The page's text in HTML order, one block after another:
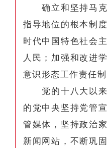
确立和坚持马克
指导地位的根本制
时代中国特色社会
人民；加强和改进
意识形态工作责任
党的十八大以来
的党中央坚持党管
管媒体，坚持政治
新闻网站，不断巩